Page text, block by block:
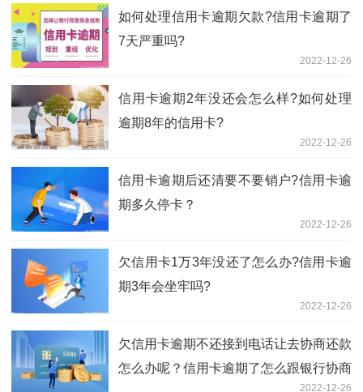
如何处理信用卡逾期欠款?信用卡逾期了
7天严重吗?
2022-12-26
信用卡逾期2年没还会怎么样?如何处理
逾期8年的信用卡?
2022-12-26
信用卡逾期后还清要不要销户?信用卡逾
期多久停卡？
2022-12-26
欠信用卡1万3年没还了怎么办?信用卡逾
期3年会坐牢吗?
2022-12-26
欠信用卡逾期不还接到电话让去协商还款
怎么办呢？信用卡逾期了怎么跟银行协商
2022-12-26